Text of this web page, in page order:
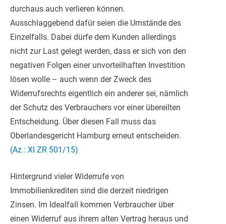
durchaus auch verlieren können.
Ausschlaggebend dafür seien die Umstände des
Einzelfalls. Dabei dürfe dem Kunden allerdings
nicht zur Last gelegt werden, dass er sich von den
negativen Folgen einer unvorteilhaften Investition
lösen wolle – auch wenn der Zweck des
Widerrufsrechts eigentlich ein anderer sei, nämlich
der Schutz des Verbrauchers vor einer übereilten
Entscheidung. Über diesen Fall muss das
Oberlandesgericht Hamburg erneut entscheiden.
(Az.: XI ZR 501/15)
Hintergrund vieler Widerrufe von
Immobilienkrediten sind die derzeit niedrigen
Zinsen. Im Idealfall kommen Verbraucher über
einen Widerruf aus ihrem alten Vertrag heraus und